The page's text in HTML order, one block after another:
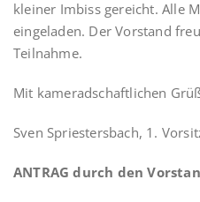
kleiner Imbiss gereicht. Alle
eingeladen. Der Vorstand
Teilnahme.
Mit kameradschaftlichen
Sven Spriestersbach, 1.
ANTRAG durch den